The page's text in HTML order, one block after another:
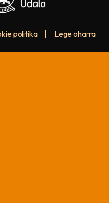
politika Lege oharra